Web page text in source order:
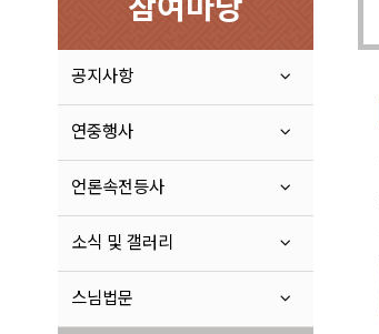
공지사항
연중행사
언론속전등사
소식 및 갤러리
스님법문